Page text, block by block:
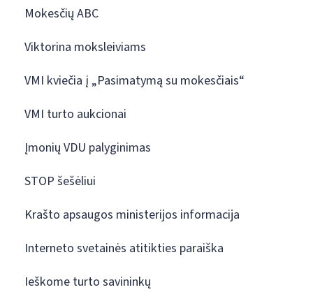
Mokesčių ABC
Viktorina moksleiviams
VMI kviečia į „Pasimatymą su mokesčiais“
VMI turto aukcionai
Įmonių VDU palyginimas
STOP šešėliui
Krašto apsaugos ministerijos informacija
Interneto svetainės atitikties paraiška
Ieškome turto savininkų